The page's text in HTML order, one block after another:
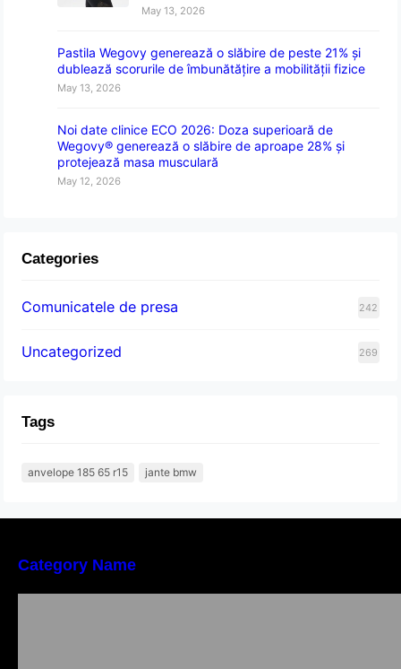
May 13, 2026
Pastila Wegovy generează o slăbire de peste 21% și
dublează scorurile de îmbunătățire a mobilității fizice
May 13, 2026
Noi date clinice ECO 2026: Doza superioară de
Wegovy® generează o slăbire de aproape 28% și
protejează masa musculară
May 12, 2026
Categories
Comunicatele de presa 242
Uncategorized 269
Tags
anvelope 185 65 r15 jante bmw
Category Name